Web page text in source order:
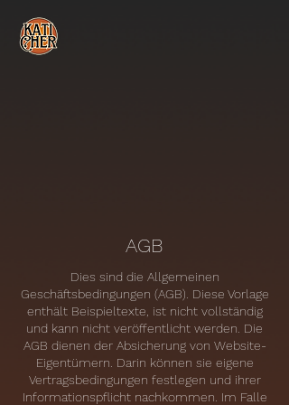
AGB
Dies sind die Allgemeinen
Geschäftsbedingungen (AGB). Diese Vorlage
enthält Beispieltexte, ist nicht vollständig
und kann nicht veröffentlicht werden. Die
AGB dienen der Absicherung von Website-
Eigentümern. Darin können sie eigene
Vertragsbedingungen festlegen und ihrer
Informationspflicht nachkommen. Im Falle